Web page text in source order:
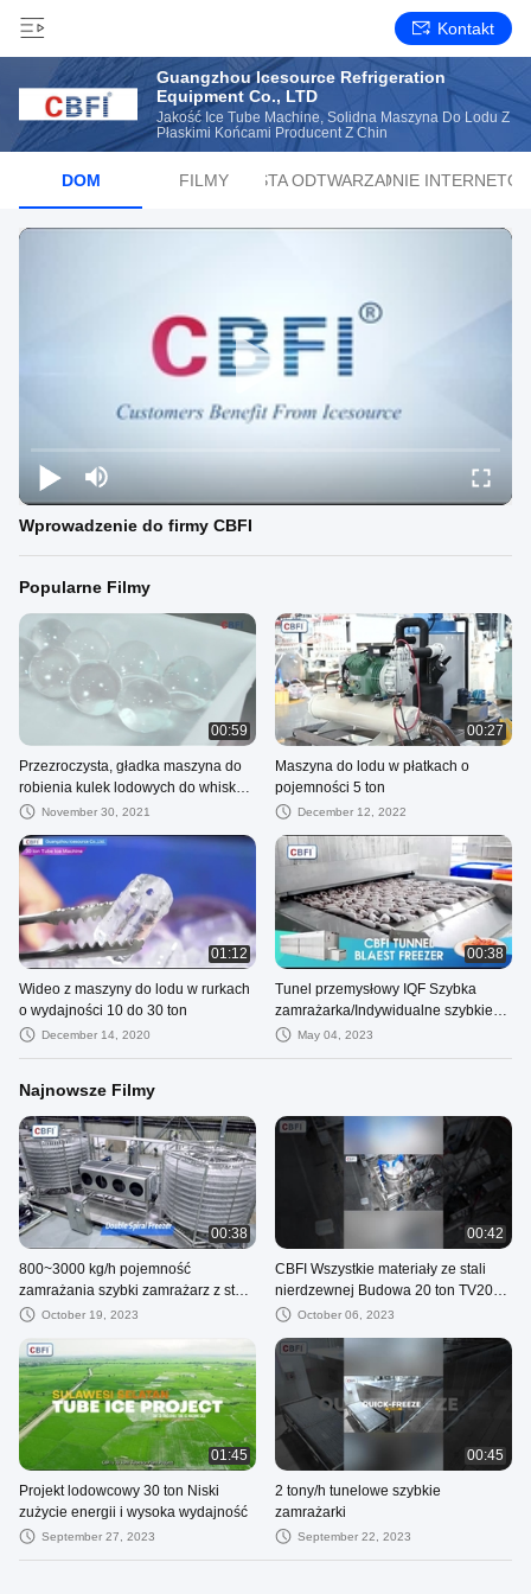
Kontakt
Guangzhou Icesource Refrigeration
Equipment Co., LTD
Jakość Ice Tube Machine, Solidna Maszyna Do Lodu Z
Płaskimi Końcami Producent Z Chin
DOM FILMY LISTA ODTWARZANIA
STRONIE
Wprowadzenie do firmy CBFI
Popularne Filmy
00:59
Przezroczysta, gładka maszyna do
robienia kulek lodowych do whisky
4kwNovember 30, 2021
00:27
Maszyna do lodu w płatkach o
pojemności 5 ton
December 12, 2022
01:12
Wideo z maszyny do lodu w rurkach
o wydajności 10 do 30 ton
December 14, 2020
00:38
Tunel przemysłowy IQF Szybka
zamrażarka/Indywidualne szybkie
zamrażanie Szybka zamrażarka
May 04, 2023
Najnowsze Filmy
00:38
800~3000 kg/h pojemność
zamrażania szybki zamrażarz z stali
nierdzewnej klasy spożywczej
October 19, 2023
00:42
CBFI Wszystkie materiały ze stali
nierdzewnej Budowa 20 ton TV200
Lodociąg
October 06, 2023
01:45
Projekt lodowcowy 30 ton Niski
zużycie energii i wysoka wydajność
September 27, 2023
00:45
2 tony/h tunelowe szybkie
zamrażarki
September 22, 2023